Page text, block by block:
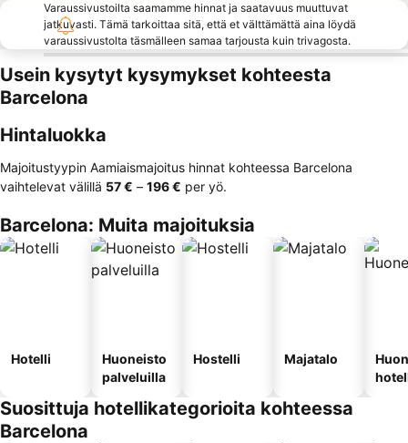
Varaussivustoilta saamamme hinnat ja saatavuus muuttuvat
jatkuvasti. Tämä tarkoittaa sitä, että et välttämättä aina löydä
varaussivustolta täsmälleen samaa tarjousta kuin trivagosta.
Usein kysytyt kysymykset kohteesta
Barcelona
Hintaluokka
Majoitustyypin Aamiaismajoitus hinnat kohteessa Barcelona
vaihtelevat välillä ‎57 € – ‎196 € per yö.
Barcelona: Muita majoituksia
Hotelli
Huoneisto
palveluilla
Hostelli Majatalo
Suosittuja hotellikategorioita kohteessa
Barcelona